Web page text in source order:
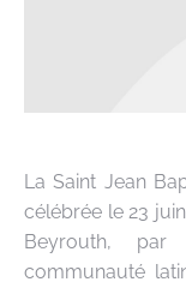
La Saint Jean
célébrée le 23
Beyrouth,
communauté